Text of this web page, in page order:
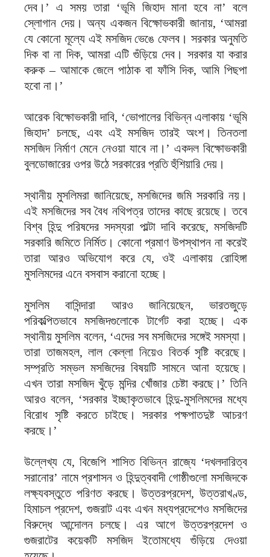
দেব।’ এ সময় তারা ‘ভূমি জিহাদ মানা হবে না’ বলে
স্লোগান দেয়। অন্য একজন বিক্ষোভকারী জানায়, ‘আমরা
যে কোনো মূল্যে এই মসজিদ ভেঙে ফেলব। সরকার অনুমতি
দিক বা না দিক, আমরা এটি গুঁড়িয়ে দেব। সরকার যা করার
করুক – আমাকে জেলে পাঠাক বা ফাঁসি দিক, আমি পিছপা
হবো না।’
আরেক বিক্ষোভকারী দাবি, ‘ভোপালের বিভিন্ন এলাকায় ‘ভূমি
জিহাদ’ চলছে, এবং এই মসজিদ তারই অংশ। তিনতলা
মসজিদ নির্মাণ মেনে নেওয়া যাবে না।’ একদল বিক্ষোভকারী
বুলডোজারের ওপর উঠে সরকারের প্রতি হুঁশিয়ারি দেয়।
স্থানীয় মুসলিমরা জানিয়েছে, মসজিদের জমি সরকারি নয়।
এই মসজিদের সব বৈধ নথিপত্র তাদের কাছে রয়েছে। তবে
বিশ্ব হিন্দু পরিষদের সদস্যরা পাল্টা দাবি করেছে, মসজিদটি
সরকারি জমিতে নির্মিত। কোনো প্রমাণ উপস্থাপন না করেই
তারা আরও অভিযোগ করে যে, ওই এলাকায় রোহিঙ্গা
মুসলিমদের এনে বসবাস করানো হচ্ছে।
মুসলিম বাসিন্দারা আরও জানিয়েছেন, ভারতজুড়ে
পরিকল্পিতভাবে মসজিদগুলোকে টার্গেট করা হচ্ছে। এক
স্থানীয় মুসলিম বলেন, ‘এদের সব মসজিদের সঙ্গেই সমস্যা।
তারা তাজমহল, লাল কেল্লা নিয়েও বিতর্ক সৃষ্টি করেছে।
সম্প্রতি সম্ভল মসজিদের বিষয়টি সামনে আনা হয়েছে।
এখন তারা মসজিদ খুঁড়ে মন্দির খোঁজার চেষ্টা করছে।’ তিনি
আরও বলেন, ‘সরকার ইচ্ছাকৃতভাবে হিন্দু-মুসলিমদের মধ্যে
বিরোধ সৃষ্টি করতে চাইছে। সরকার পক্ষপাতদুষ্ট আচরণ
করছে।’
উল্লেখ্য যে, বিজেপি শাসিত বিভিন্ন রাজ্যে ‘দখলদারিত্ব
সরানোর’ নামে প্রশাসন ও হিন্দুত্ববাদী গোষ্ঠীগুলো মসজিদকে
লক্ষ্যবস্তুতে পরিণত করছে। উত্তরপ্রদেশ, উত্তরাখণ্ড,
হিমাচল প্রদেশ, গুজরাট এবং এখন মধ্যপ্রদেশেও মসজিদের
বিরুদ্ধে আন্দোলন চলছে। এর আগে উত্তরপ্রদেশ ও
গুজরাটের কয়েকটি মসজিদ ইতোমধ্যে গুঁড়িয়ে দেওয়া